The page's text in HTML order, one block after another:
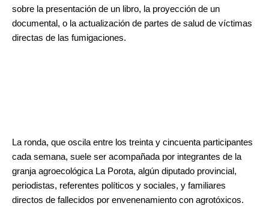
sobre la presentación de un libro, la proyección de un
documental, o la actualización de partes de salud de víctimas
directas de las fumigaciones.
La ronda, que oscila entre los treinta y cincuenta participantes
cada semana, suele ser acompañada por integrantes de la
granja agroecológica La Porota, algún diputado provincial,
periodistas, referentes políticos y sociales, y familiares
directos de fallecidos por envenenamiento con agrotóxicos.